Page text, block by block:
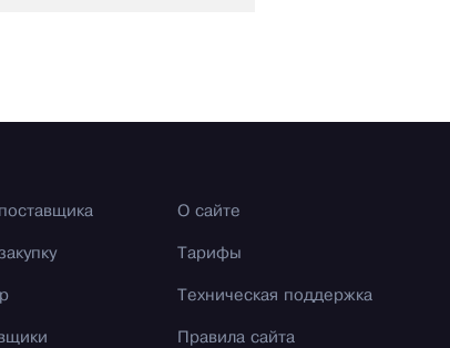
О сайте
Тарифы
Техническая поддержка
Правила сайта